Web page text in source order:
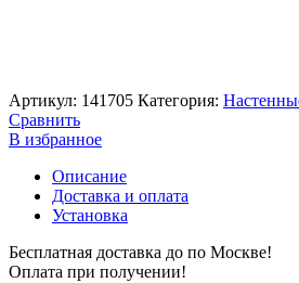
Артикул: 141705 Категория:
Сравнить
В избранное
Описание
Доставка и оплата
Установка
Бесплатная доставка до по Москве!
Оплата при получении!